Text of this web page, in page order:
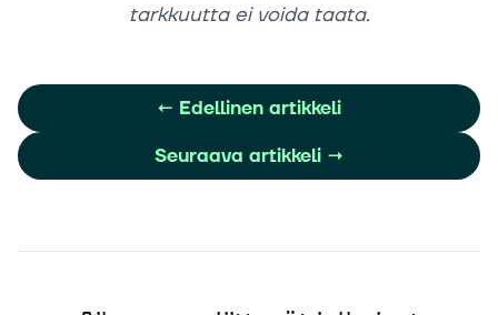
tarkkuutta ei voida taata.
← Edellinen artikkeli
Seuraava artikkeli →